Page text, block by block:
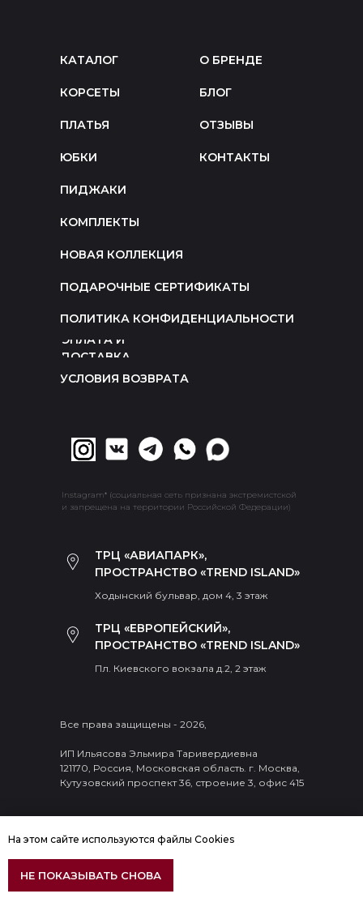
ДОБАВИТЬ В КОРЗИНУ
ПОЛИТИКА КОНФИДЕНЦИАЛЬНОСТИ
ОПЛАТА И
ДОСТАВКА
УСЛОВИЯ ВОЗВРАТА
КАТАЛОГ
КОРСЕТЫ
ПЛАТЬЯ
ЮБКИ
ПИДЖАКИ
КОМПЛЕКТЫ
НОВАЯ КОЛЛЕКЦИЯ
ПОДАРОЧНЫЕ СЕРТИФИКАТЫ
О БРЕНДЕ
БЛОГ
ОТЗЫВЫ
КОНТАКТЫ
Все права защищены - 2026,
ИП Ильясова Эльмира Таривердиевна
121170, Россия, Московская область. г. Москва,
Кутузовский проспект 36, строение 3, офис 415
ТРЦ «ЕВРОПЕЙСКИЙ»,
ПРОСТРАНСТВО «TREND ISLAND»
Пл. Киевского вокзала д.2, 2 этаж
Ходынский бульвар, дом 4, 3 этаж
ТРЦ «АВИАПАРК»,
ПРОСТРАНСТВО «TREND ISLAND»
Instagram* (социальная сеть признана экстремистской
и запрещена на территории Российской Федерации)
На этом сайте используются файлы Cookies
НЕ ПОКАЗЫВАТЬ СНОВА